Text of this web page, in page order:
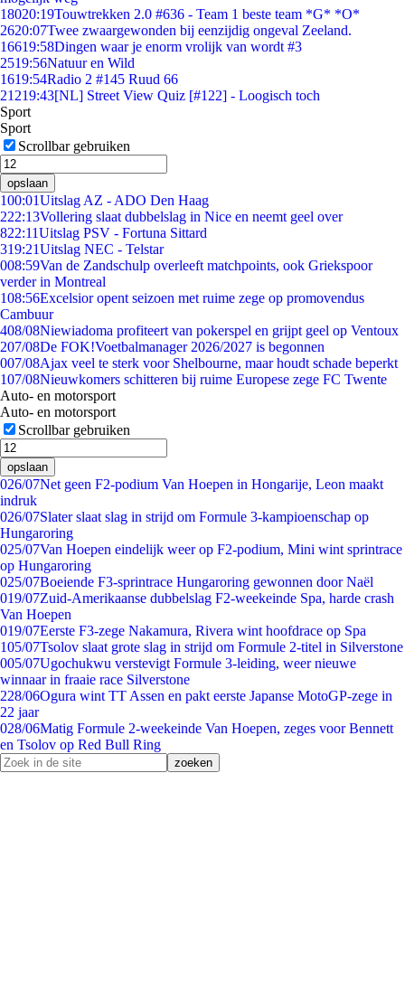
18020:19Touwtrekken 2.0 #636 - Team 1 beste team *G* *O*
2620:07Twee zwaargewonden bij eenzijdig ongeval Zeeland.
16619:58Dingen waar je enorm vrolijk van wordt #3
2519:56Natuur en Wild
1619:54Radio 2 #145 Ruud 66
21219:43[NL] Street View Quiz [#122] - Loogisch toch
Sport
Sport
Scrollbar gebruiken
opslaan
100:01Uitslag AZ - ADO Den Haag
222:13Vollering slaat dubbelslag in Nice en neemt geel over
822:11Uitslag PSV - Fortuna Sittard
319:21Uitslag NEC - Telstar
008:59Van de Zandschulp overleeft matchpoints, ook Griekspoor
verder in Montreal
108:56Excelsior opent seizoen met ruime zege op promovendus
Cambuur
408/08Niewiadoma profiteert van pokerspel en grijpt geel op Ventoux
207/08De FOK!Voetbalmanager 2026/2027 is begonnen
007/08Ajax veel te sterk voor Shelbourne, maar houdt schade beperkt
107/08Nieuwkomers schitteren bij ruime Europese zege FC Twente
Auto- en motorsport
Auto- en motorsport
Scrollbar gebruiken
opslaan
026/07Net geen F2-podium Van Hoepen in Hongarije, Leon maakt
indruk
026/07Slater slaat slag in strijd om Formule 3-kampioenschap op
Hungaroring
025/07Van Hoepen eindelijk weer op F2-podium, Mini wint sprintrace
op Hungaroring
025/07Boeiende F3-sprintrace Hungaroring gewonnen door Naël
019/07Zuid-Amerikaanse dubbelslag F2-weekeinde Spa, harde crash
Van Hoepen
019/07Eerste F3-zege Nakamura, Rivera wint hoofdrace op Spa
105/07Tsolov slaat grote slag in strijd om Formule 2-titel in Silverstone
005/07Ugochukwu verstevigt Formule 3-leiding, weer nieuwe
winnaar in fraaie race Silverstone
228/06Ogura wint TT Assen en pakt eerste Japanse MotoGP-zege in
22 jaar
028/06Matig Formule 2-weekeinde Van Hoepen, zeges voor Bennett
en Tsolov op Red Bull Ring